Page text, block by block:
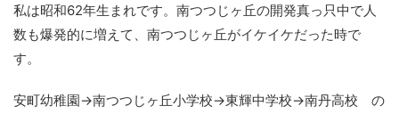
私は昭和62年生まれです。南つつじヶ丘の開発真っ只中で人
数も爆発的に増えて、南つつじヶ丘がイケイケだった時で
す。
安町幼稚園→南つつじヶ丘小学校→東輝中学校→南丹高校 の